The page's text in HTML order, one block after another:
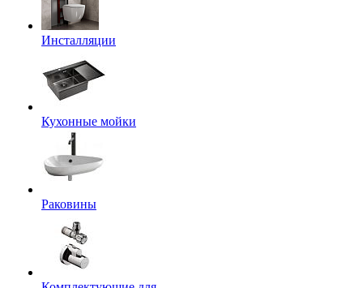
Инсталляции
Кухонные мойки
Раковины